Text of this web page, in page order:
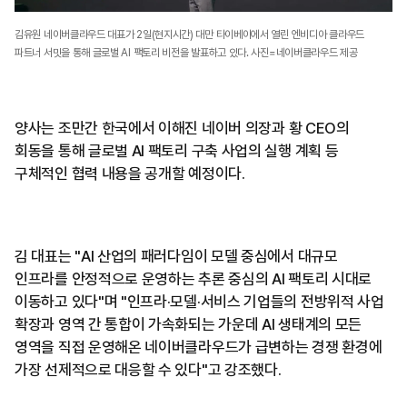
김유원 네이버클라우드 대표가 2일(현지시간) 대만 타이베이에서 열린 엔비디아 클라우드
파트너 서밋을 통해 글로벌 AI 팩토리 비전을 발표하고 있다. 사진=네이버클라우드 제공
양사는 조만간 한국에서 이해진 네이버 의장과 황 CEO의
회동을 통해 글로벌 AI 팩토리 구축 사업의 실행 계획 등
구체적인 협력 내용을 공개할 예정이다.
김 대표는 "AI 산업의 패러다임이 모델 중심에서 대규모
인프라를 안정적으로 운영하는 추론 중심의 AI 팩토리 시대로
이동하고 있다"며 "인프라·모델·서비스 기업들의 전방위적 사업
확장과 영역 간 통합이 가속화되는 가운데 AI 생태계의 모든
영역을 직접 운영해온 네이버클라우드가 급변하는 경쟁 환경에
가장 선제적으로 대응할 수 있다"고 강조했다.